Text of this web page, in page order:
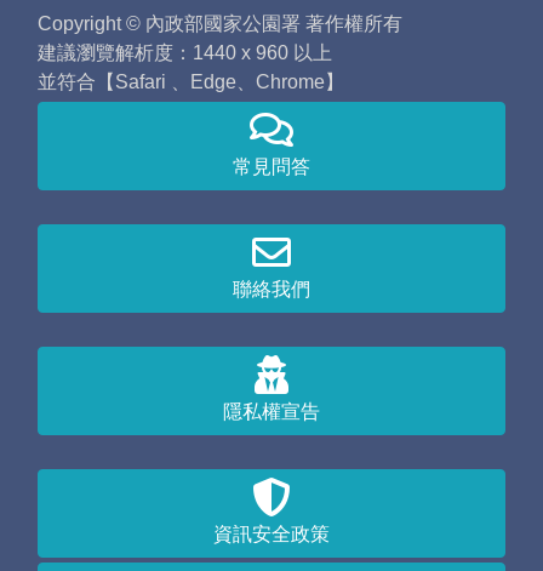
Copyright © 內政部國家公園署 著作權所有
建議瀏覽解析度：1440 x 960 以上
並符合【Safari 、Edge、Chrome】
常見問答
聯絡我們
隱私權宣告
資訊安全政策